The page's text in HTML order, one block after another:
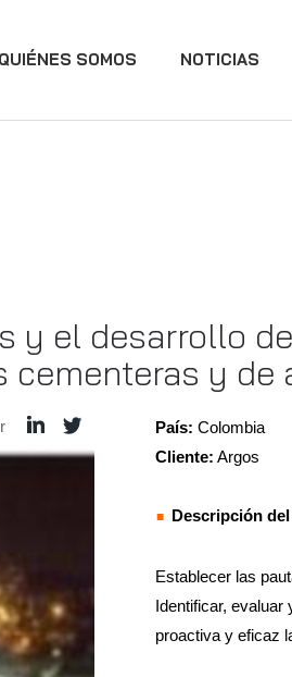
QUIÉNES SOMOS NOTICIAS
el desarrollo
y de
País: Colombia
Cliente: Argos
Descripción
Establecer las
Identificar,
proactiva y eficaz